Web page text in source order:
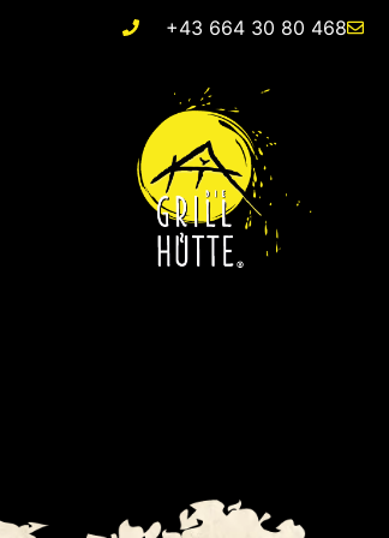
+43 664 30 80 468